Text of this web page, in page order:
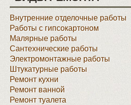
Внутренние отделочные работы
Работы с гипсокартоном
Малярные работы
Сантехнические работы
Электромонтажные работы
Штукатурные работы
Ремонт кухни
Ремонт ванной
Ремонт туалета